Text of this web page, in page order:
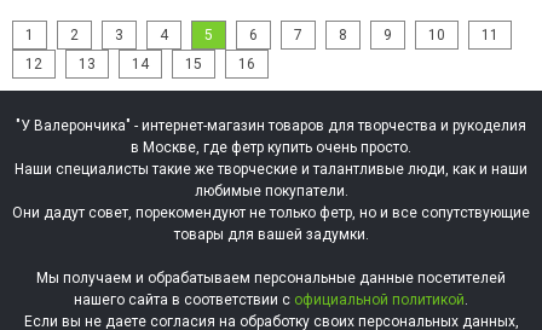
1 2 3 4 5 6 7 8 9 10
11
12
13 14 15 16
"У Валерончика" - интернет-магазин товаров для творчества и рукоделия
в Москве, где фетр купить очень просто.
Наши специалисты такие же творческие и талантливые люди, как и наши
любимые покупатели.
Они дадут совет, порекомендуют не только фетр, но и все сопутствующие
товары для вашей задумки.
Мы получаем и обрабатываем персональные данные посетителей
нашего сайта в соответствии с официальной политикой.
Если вы не даете согласия на обработку своих персональных данных,